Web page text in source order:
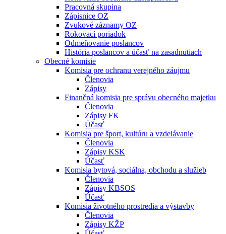
Pracovná skupina
Zápisnice OZ
Zvukové záznamy OZ
Rokovací poriadok
Odmeňovanie poslancov
História poslancov a účasť na zasadnutiach
Obecné komisie
Komisia pre ochranu verejného záujmu
Členovia
Zápisy
Finančná komisia pre správu obecného majetku
Členovia
Zápisy FK
Účasť
Komisia pre šport, kultúru a vzdelávanie
Členovia
Zápisy KSK
Účasť
Komisia bytová, sociálna, obchodu a služieb
Členovia
Zápisy KBSOS
Účasť
Komisia životného prostredia a výstavby
Členovia
Zápisy KŽP